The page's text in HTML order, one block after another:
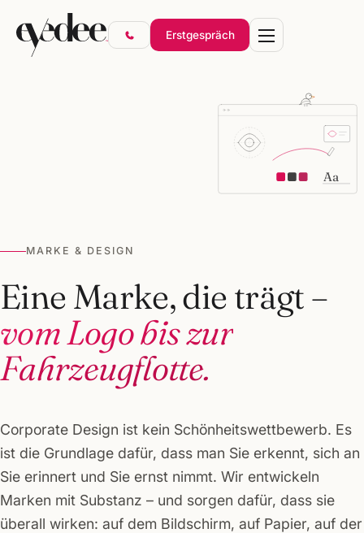
Erstgespräch
MARKE & DESIGN
Eine Marke, die trägt –
vom Logo bis zur
Fahrzeugflotte.
Corporate Design ist kein Schönheitswettbewerb. Es
ist die Grundlage dafür, dass man Sie erkennt, sich an
Sie erinnert und Sie ernst nimmt. Wir entwickeln
Marken mit Substanz – und sorgen dafür, dass sie
überall wirken: auf dem Bildschirm, auf Papier, auf der
Aa